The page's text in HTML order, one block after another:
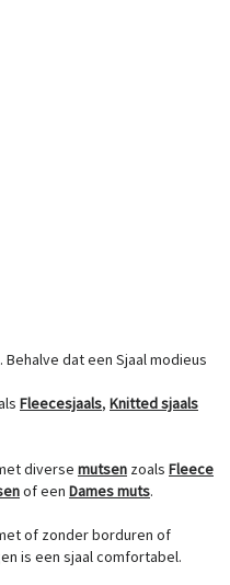
dat een Sjaal modieus
Fleecesjaals, Knitted sjaals
diverse mutsen zoals Fleece
of een Dames muts.
of zonder borduren of
is een sjaal comfortabel.